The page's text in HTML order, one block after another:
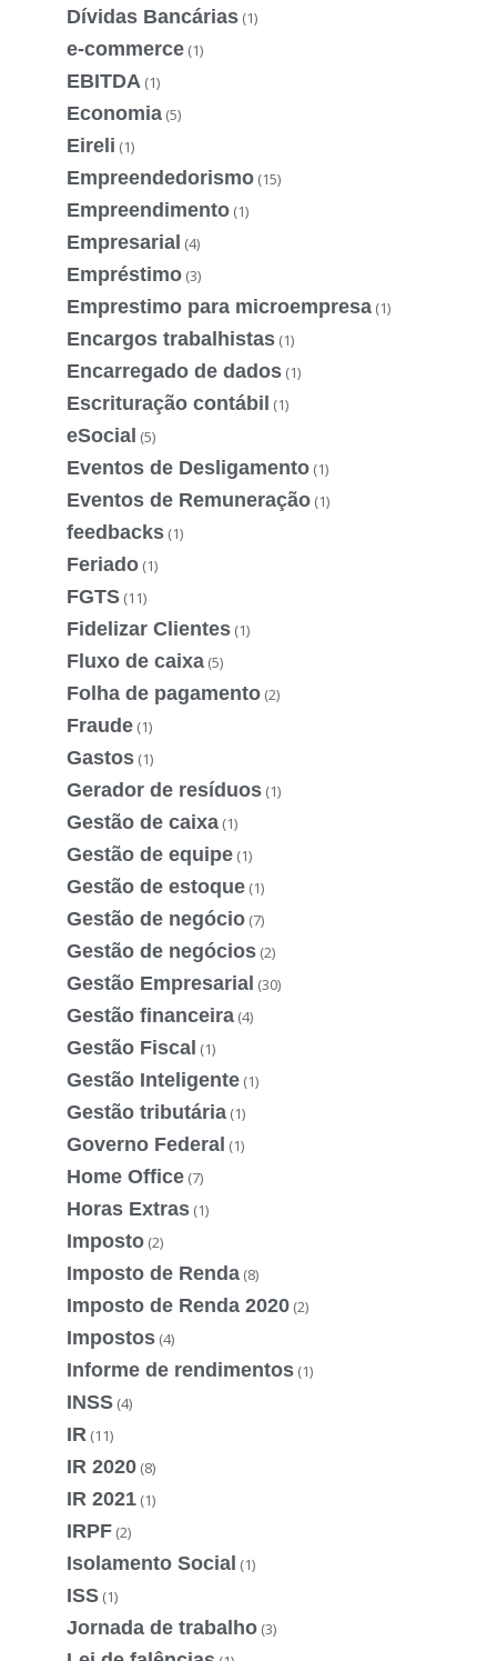
Dívidas Bancárias (1)
e-commerce (1)
EBITDA (1)
Economia (5)
Eireli (1)
Empreendedorismo (15)
Empreendimento (1)
Empresarial (4)
Empréstimo (3)
Emprestimo para microempresa (1)
Encargos trabalhistas (1)
Encarregado de dados (1)
Escrituração contábil (1)
eSocial (5)
Eventos de Desligamento (1)
Eventos de Remuneração (1)
feedbacks (1)
Feriado (1)
FGTS (11)
Fidelizar Clientes (1)
Fluxo de caixa (5)
Folha de pagamento (2)
Fraude (1)
Gastos (1)
Gerador de resíduos (1)
Gestão de caixa (1)
Gestão de equipe (1)
Gestão de estoque (1)
Gestão de negócio (7)
Gestão de negócios (2)
Gestão Empresarial (30)
Gestão financeira (4)
Gestão Fiscal (1)
Gestão Inteligente (1)
Gestão tributária (1)
Governo Federal (1)
Home Office (7)
Horas Extras (1)
Imposto (2)
Imposto de Renda (8)
Imposto de Renda 2020 (2)
Impostos (4)
Informe de rendimentos (1)
INSS (4)
IR (11)
IR 2020 (8)
IR 2021 (1)
IRPF (2)
Isolamento Social (1)
ISS (1)
Jornada de trabalho (3)